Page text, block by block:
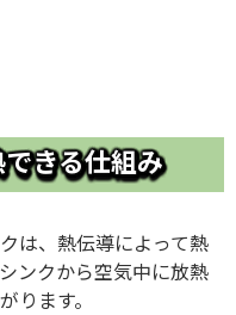
きる仕組み
は、熱伝導によって熱
ンクから空気中に放熱
ります。